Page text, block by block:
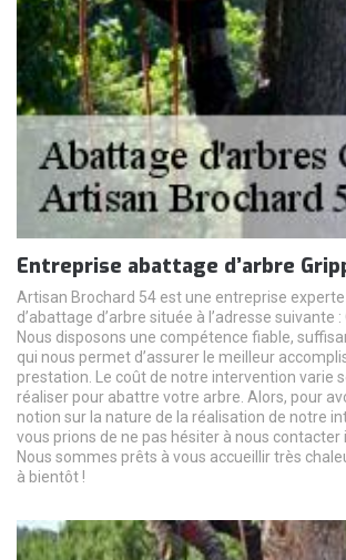
Entreprise abattage d’arbre
Artisan Brochard 54 est une entreprise
d’abattage d’arbre située à l’adresse suivante
Nous disposons une compétence fiable,
qui nous permet d’assurer le meilleur
prestation. Le coût de notre intervention varie
réaliser pour abattre votre arbre. Alors, pour
notion sur la nature de la réalisation de notre
vous prions de ne pas hésiter à nous
Nous sommes prêts à vous accueillir très
à bientôt !